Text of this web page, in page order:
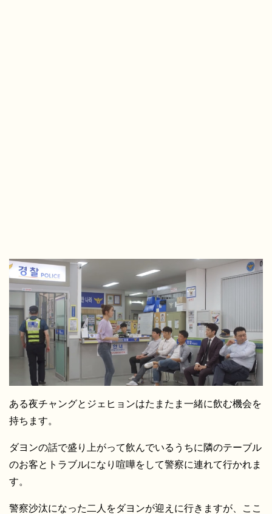
ある夜チャングとジェヒョンはたまたま一緒に飲む機会を
持ちます。
ダヨンの話で盛り上がって飲んでいるうちに隣のテーブル
のお客とトラブルになり喧嘩をして警察に連れて行かれま
す。
警察沙汰になった二人をダヨンが迎えに行きますが、ここ